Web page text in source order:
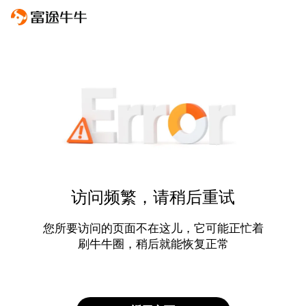
访问频繁，请稍后重试
您所要访问的页面不在这儿，它可能正忙着
刷牛牛圈，稍后就能恢复正常